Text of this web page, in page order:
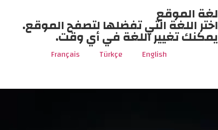
لغة الموقع
اختر اللغة التي تفضلها لتصفح الموقع.
يمكنك تغيير اللغة في أي وقت.
English
Türkçe
Français